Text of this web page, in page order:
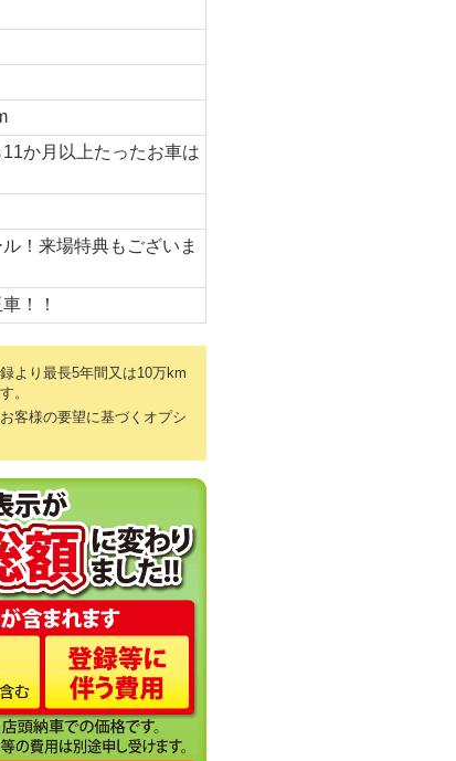
か月以上たったお車は
！来場特典もございま
！！
より最長5年間又は10万km
。
客様の要望に基づくオプシ